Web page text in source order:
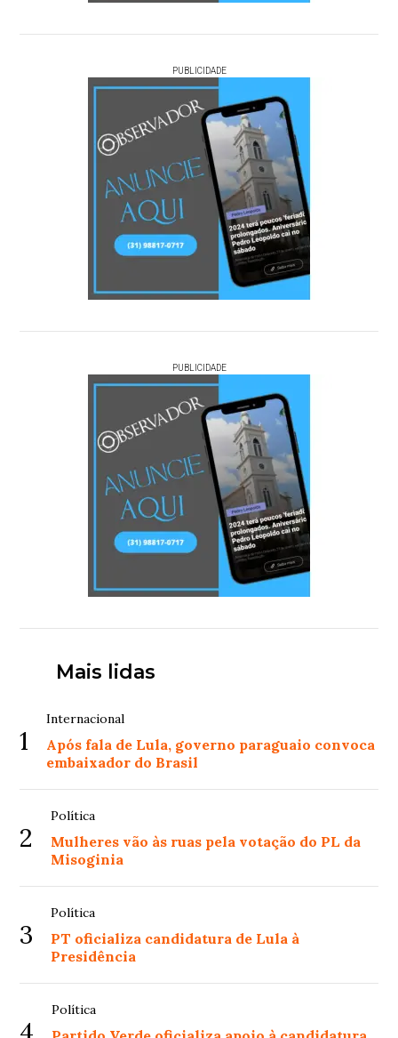
PUBLICIDADE
PUBLICIDADE
Mais lidas
1
Internacional
Após fala de Lula, governo paraguaio convoca
embaixador do Brasil
2
Política
Mulheres vão às ruas pela votação do PL da
Misoginia
3
Política
PT oficializa candidatura de Lula à
Presidência
Política